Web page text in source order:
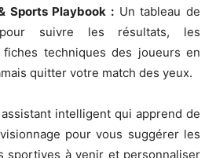
Sports Playbook : Un tableau de
suivre les résultats, les
techniques des joueurs en
quitter votre match des yeux.
intelligent qui apprend de
pour vous suggérer les
sportives à venir et personnaliser